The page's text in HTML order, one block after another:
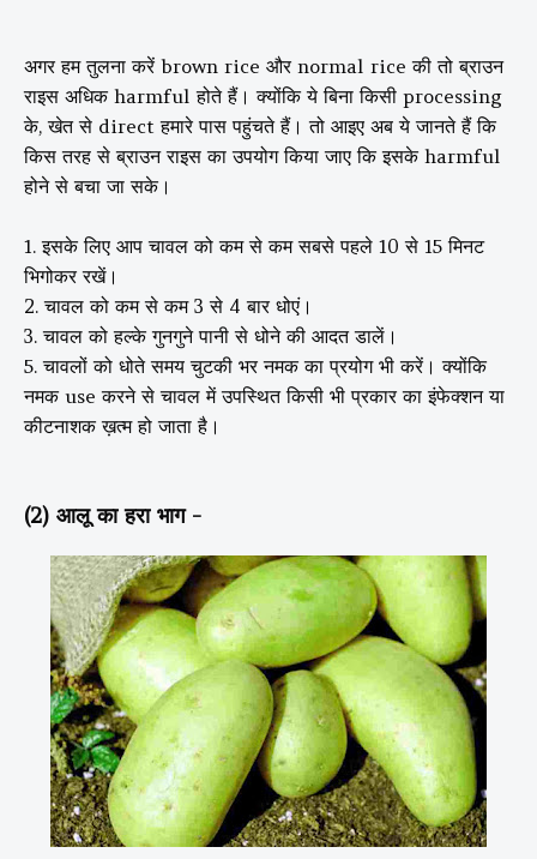
अगर हम तुलना करें brown rice और normal rice की तो ब्राउन
राइस अधिक harmful होते हैं। क्योंकि ये बिना किसी processing
के, खेत से direct हमारे पास पहुंचते हैं। तो आइए अब ये जानते हैं कि
किस तरह से ब्राउन राइस का उपयोग किया जाए कि इसके harmful
होने से बचा जा सके।
1. इसके लिए आप चावल को कम से कम सबसे पहले 10 से 15 मिनट
भिगोकर रखें।
2. चावल को कम से कम 3 से 4 बार धोएं।
3. चावल को हल्के गुनगुने पानी से धोने की आदत डालें।
5. चावलों को धोते समय चुटकी भर नमक का प्रयोग भी करें। क्योंकि
नमक use करने से चावल में उपस्थित किसी भी प्रकार का इंफेक्शन या
कीटनाशक ख़त्म हो जाता है।
(2) आलू का हरा भाग -